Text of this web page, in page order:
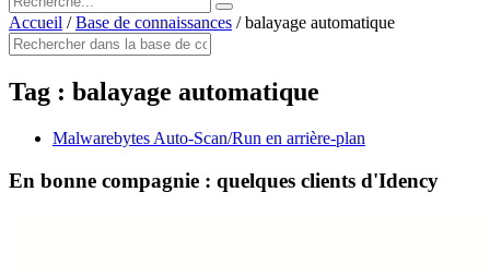
Accueil / Base de connaissances / balayage automatique
Tag : balayage automatique
Malwarebytes Auto-Scan/Run en arrière-plan
En bonne compagnie : quelques clients d'Idency